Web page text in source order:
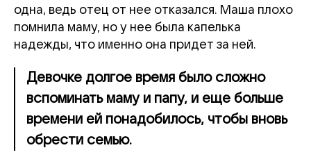
одна, ведь отец от нее отказался. Маша плохо
помнила маму, но у нее была капелька
надежды, что именно она придет за ней.
Девочке долгое время было сложно
вспоминать маму и папу, и еще больше
времени ей понадобилось, чтобы вновь
обрести семью.